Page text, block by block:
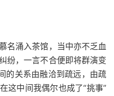
名涌入茶馆，当中亦不乏血
纷，一言不合便即将群演变
的关系由融洽到疏远，由疏
这中间我偶尔也成了“挑事”